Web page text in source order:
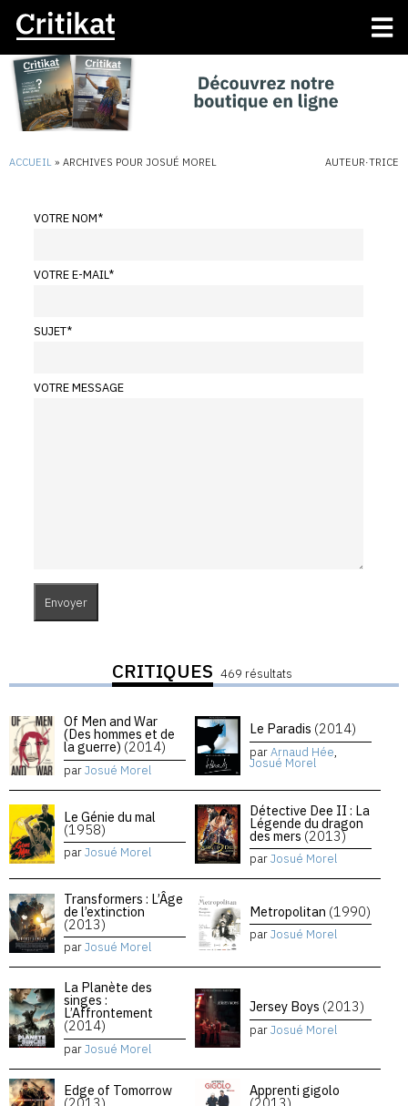
ACCUEIL » ARCHIVES POUR JOSUÉ MOREL AUTEUR·TRICE
VOTRE NOM*
VOTRE E-MAIL*
SUJET*
VOTRE MESSAGE
CRITIQUES 469 résultats
Of Men and War
(Des hommes et de
la guerre) (2014)
parJosué Morel
Le Paradis (2014)
parArnaud Hée,
Josué Morel
Le Génie du mal
(1958)
parJosué Morel
Détective Dee II : La
Légende du dragon
des mers (2013)
parJosué Morel
Transformers : L’Âge
de l’extinction
(2013)
parJosué Morel
Metropolitan (1990)
parJosué Morel
La Planète des
singes :
L’Affrontement
(2014)
parJosué Morel
Jersey Boys (2013)
parJosué Morel
Edge of Tomorrow Apprenti gigolo